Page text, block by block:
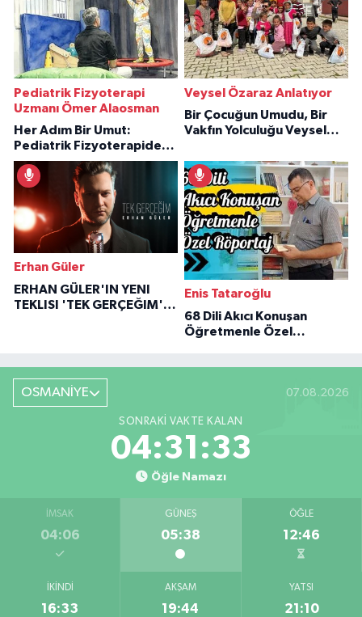
Pediatrik Fizyoterapi
Uzmanı Ömer Alaosman
Her Adım Bir Umut:
Pediatrik Fizyoterapiden
İlham Veren Hikâyeler
Veysel Özaraz Anlatıyor
Bir Çocuğun Umudu, Bir
Vakfın Yolculuğu Veysel
Erhan Güler
ERHAN GÜLER'IN YENI
TEKLISI 'TEK GERÇEĞIM'LE
Enis Tataroğlu
68 Dili Akıcı Konuşan
Öğretmenle Özel
OSMANİYE 07.08.2026
SONRAKI VAKTE KALAN
04:31:32
Öğle Namazı
İMSAK
04:06
GÜNEŞ
05:38
ÖĞLE
12:46
İKINDI
16:33
AKŞAM
19:44
YATSI
21:10